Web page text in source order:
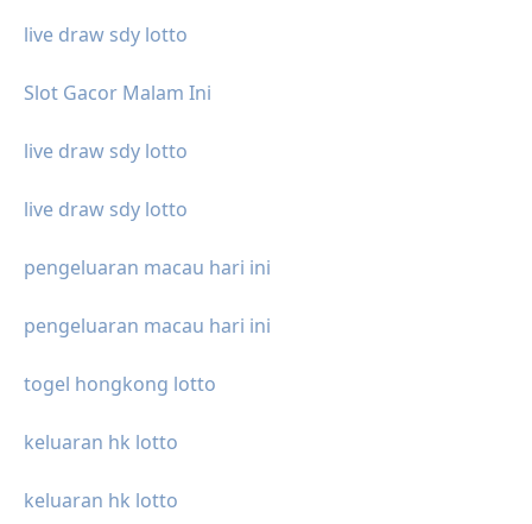
live draw sdy lotto
Slot Gacor Malam Ini
live draw sdy lotto
live draw sdy lotto
pengeluaran macau hari ini
pengeluaran macau hari ini
togel hongkong lotto
keluaran hk lotto
keluaran hk lotto